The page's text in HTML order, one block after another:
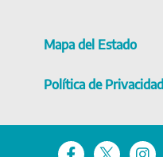
Mapa del Estado
Política de Privacidad